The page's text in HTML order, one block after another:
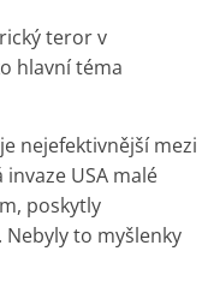
teror v
hlavní téma
nejefektivnější mezi
USA malé
poskytly
to myšlenky